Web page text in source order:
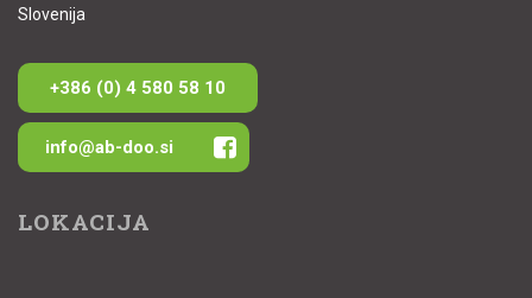
Slovenija
+386 (0) 4 580 58 10
info@ab-doo.si
LOKACIJA